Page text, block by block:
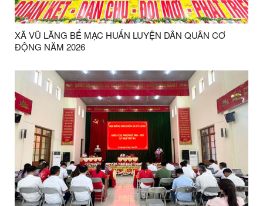
XÃ VŨ LĂNG BẾ MẠC HUẤN LUYỆN DÂN QUÂN CƠ
ĐỘNG NĂM 2026